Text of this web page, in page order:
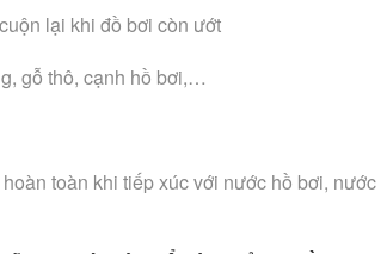
lại khi đồ bơi còn ướt
gỗ thô, cạnh hồ bơi,…
toàn khi tiếp xúc với nước hồ bơi,